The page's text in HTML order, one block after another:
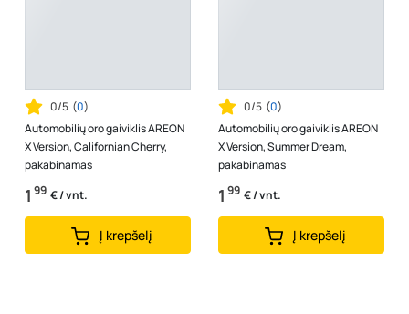
0/5 (0)
Automobilių oro gaiviklis AREON
X Version, Californian Cherry,
pakabinamas
1 99 € / vnt.
Į krepšelį
0/5 (0)
Automobilių oro gaiviklis AREON
X Version, Summer Dream,
pakabinamas
1 99 € / vnt.
Į krepšelį